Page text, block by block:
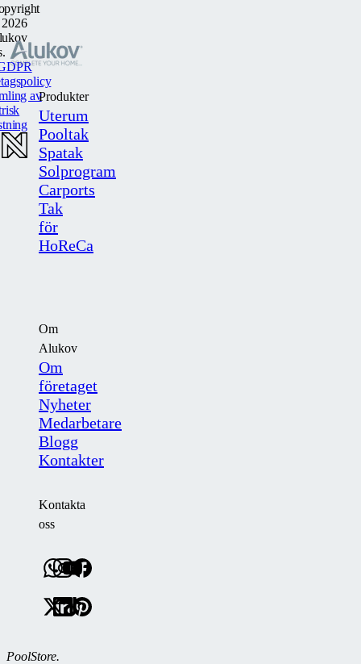
Produkter
Uterum
Pooltak
Spatak
Solprogram
Carports
Tak
för
HoReCa
Om
Alukov
Om
företaget
Nyheter
Medarbetare
Blogg
Kontakter
Kontakta
oss
PoolStore.
av